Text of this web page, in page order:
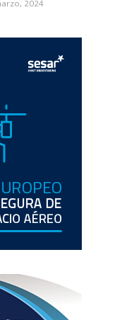
2024